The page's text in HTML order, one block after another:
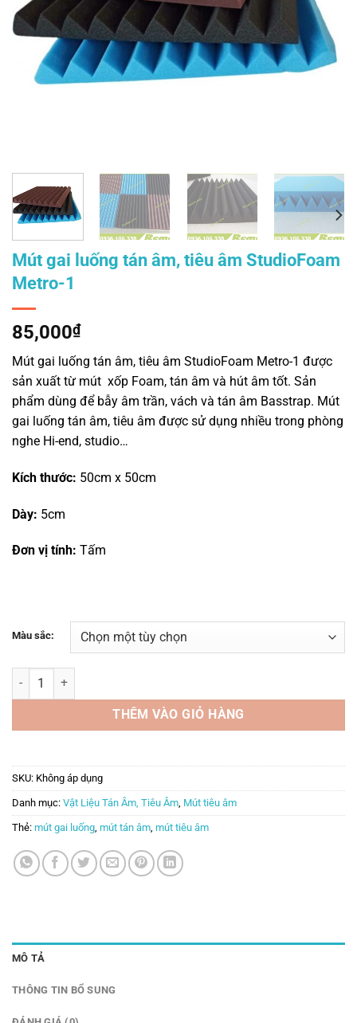
Mút gai luống tán âm, tiêu âm StudioFoam
Metro-1
85,000₫
Mút gai luống tán âm, tiêu âm StudioFoam Metro-1 được
sản xuất từ mút xốp Foam, tán âm và hút âm tốt. Sản
phẩm dùng để bẫy âm trần, vách và tán âm Basstrap. Mút
gai luống tán âm, tiêu âm được sử dụng nhiều trong phòng
nghe Hi-end, studio…
Kích thước: 50cm x 50cm
Dày: 5cm
Đơn vị tính: Tấm
Màu sắc:
Mút gai luống tán âm, tiêu âm StudioFoam Metro-1 số lượng
THÊM VÀO GIỎ HÀNG
SKU: Không áp dụng
Danh mục: Vật Liệu Tán Âm, Tiêu Âm Mút tiêu âm
Thẻ: mút gai luống mút tán âm mút tiêu âm
MÔ TẢ
THÔNG TIN BỔ SUNG